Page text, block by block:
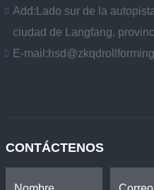
Add: Lado sur de la
ciudad de Langfang,
E-mail:
CONTÁCTENOS